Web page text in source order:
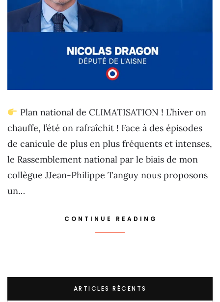
Plan national de CLIMATISATION ! L’hiver on
chauffe, l’été on rafraîchit ! Face à des épisodes
de canicule de plus en plus fréquents et intenses,
le Rassemblement national par le biais de mon
collègue JJean-Philippe Tanguy nous proposons
un…
CONTINUE READING
ARTICLES RÉCENTS